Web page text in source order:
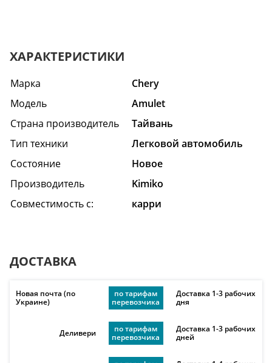
ХАРАКТЕРИСТИКИ
Марка
Chery
Модель
Amulet
Страна производитель
Тайвань
Тип техники
Легковой автомобиль
Состояние
Hовое
Производитель
Kimiko
Совместимость с:
карри
ДОСТАВКА
Новая почта (по
Украине)
по тарифам
перевозчика
Доставка 1-3 рабочих
дня
Деливери
по тарифам
перевозчика
Доставка 1-3 рабочих
дней